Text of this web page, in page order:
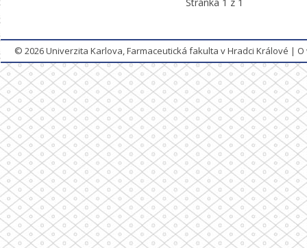
© 2026Univerzita Karlova, Farmaceutická fakulta v Hradci Králové |